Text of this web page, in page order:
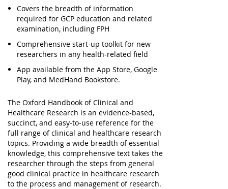
Covers the breadth of information
required for GCP education and related
examination, including FPH
Comprehensive start-up toolkit for new
researchers in any health-related field
App available from the App Store, Google
Play, and MedHand Bookstore.
The Oxford Handbook of Clinical and
Healthcare Research is an evidence-based,
succinct, and easy-to-use reference for the
full range of clinical and healthcare research
topics. Providing a wide breadth of essential
knowledge, this comprehensive text takes the
researcher through the steps from general
good clinical practice in healthcare research
to the process and management of research.